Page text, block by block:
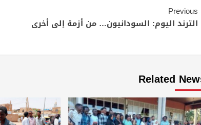
Continue
Reading
Previous
الترند اليوم: السودانيون… من أزمة إلى أخرى
Related